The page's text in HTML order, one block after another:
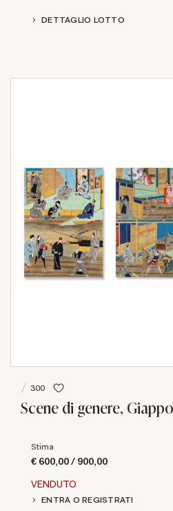
DETTAGLIO LOTTO
300
Scene di genere,
Stima
€ 600,00 / 900,00
VENDUTO
ENTRA O REGISTRATI